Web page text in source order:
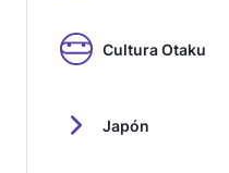
Cultura Otaku
Japón